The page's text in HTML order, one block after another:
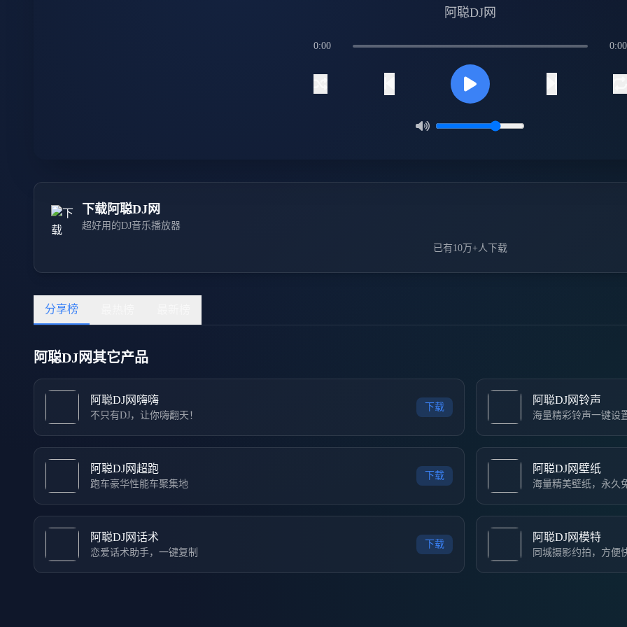
阿聪DJ网
0:00 0:00
下载阿聪DJ网
超好用的DJ音乐播放器
已有10万+人下载
分享榜
阿聪DJ网其它产品
阿聪DJ网嗨嗨
不只有DJ，让你嗨翻天！
下载
阿聪DJ网铃声
海量精彩铃声一键设
阿聪DJ网超跑
跑车豪华性能车聚集地
下载
阿聪DJ网壁纸
海量精美壁纸，永久
阿聪DJ网话术
恋爱话术助手，一键复制
下载
阿聪DJ网模特
同城摄影约拍，方便